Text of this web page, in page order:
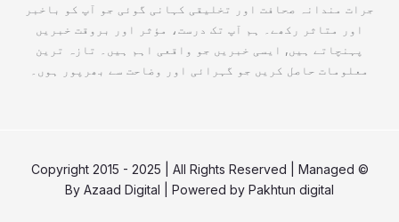
جرات مندانہ صحافت اور تخلیقی کہانی گوئی جو آپ کو باخبر
اور متاثر رکھے۔ ہم آپ تک درست، مؤثر اور بروقت خبریں
پہنچاتے ہیں, ایسی خبریں جو واقعی اہم ہیں۔ تازہ ترین
معلومات حاصل کریں جو گہرائی اور وضاحت سے بھرپور ہوں۔
© Copyright 2015 - 2025 | All Rights Reserved | Managed
By Azaad Digital | Powered by Pakhtun digital